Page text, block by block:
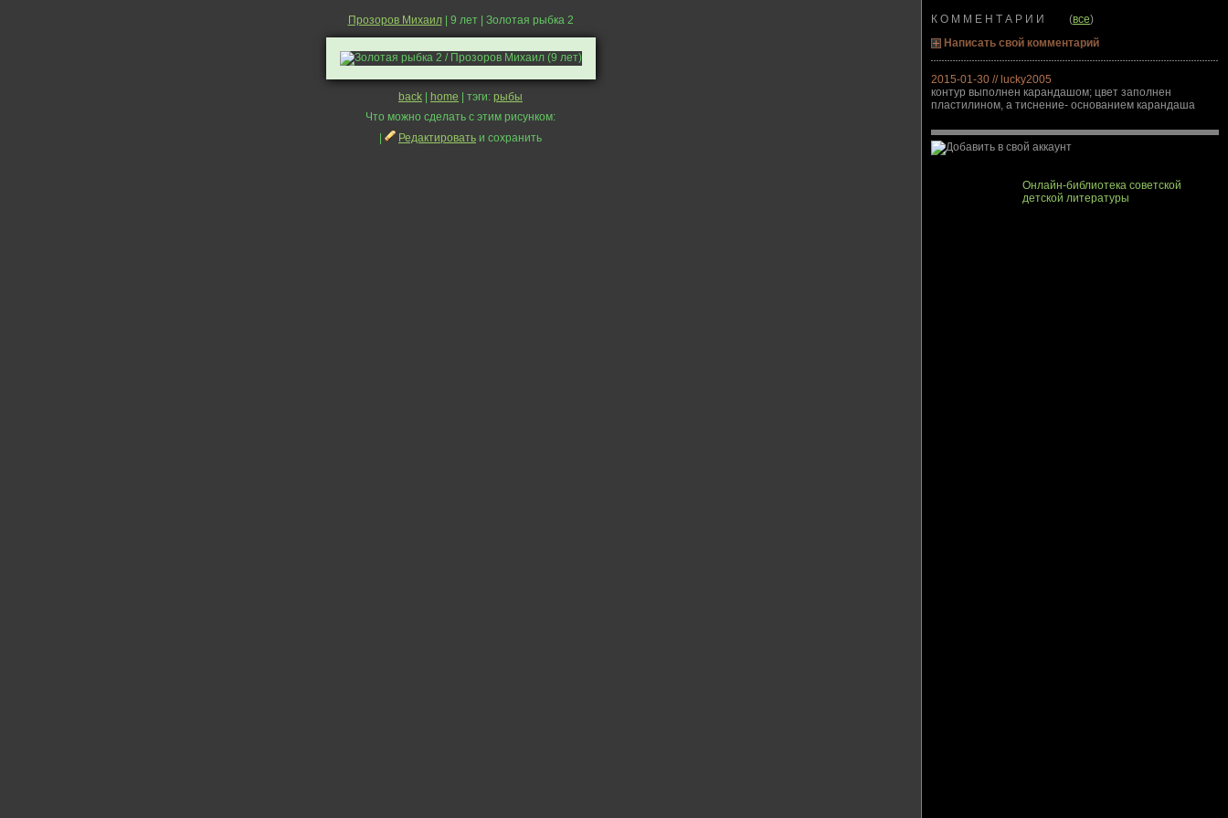
Прозоров Михаил| 9 лет | Золотая рыбка 2
back home | тэги: рыбы
Что можно сделать с этим рисунком:
Редактировать и сохранить
К О М М Е Н Т А Р И И (все)
Написать свой комментарий
2015-01-30 // lucky2005
контур выполнен карандашом; цвет заполнен
пластилином, а тиснение- основанием карандаша
Онлайн-библиотека советской
детской литературы